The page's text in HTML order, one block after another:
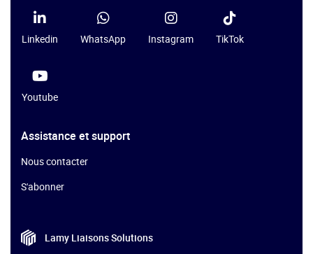
Linkedin WhatsApp Instagram TikTok
Youtube
Assistance et support
Nous contacter
S'abonner
Lamy LiaisonsSolutions